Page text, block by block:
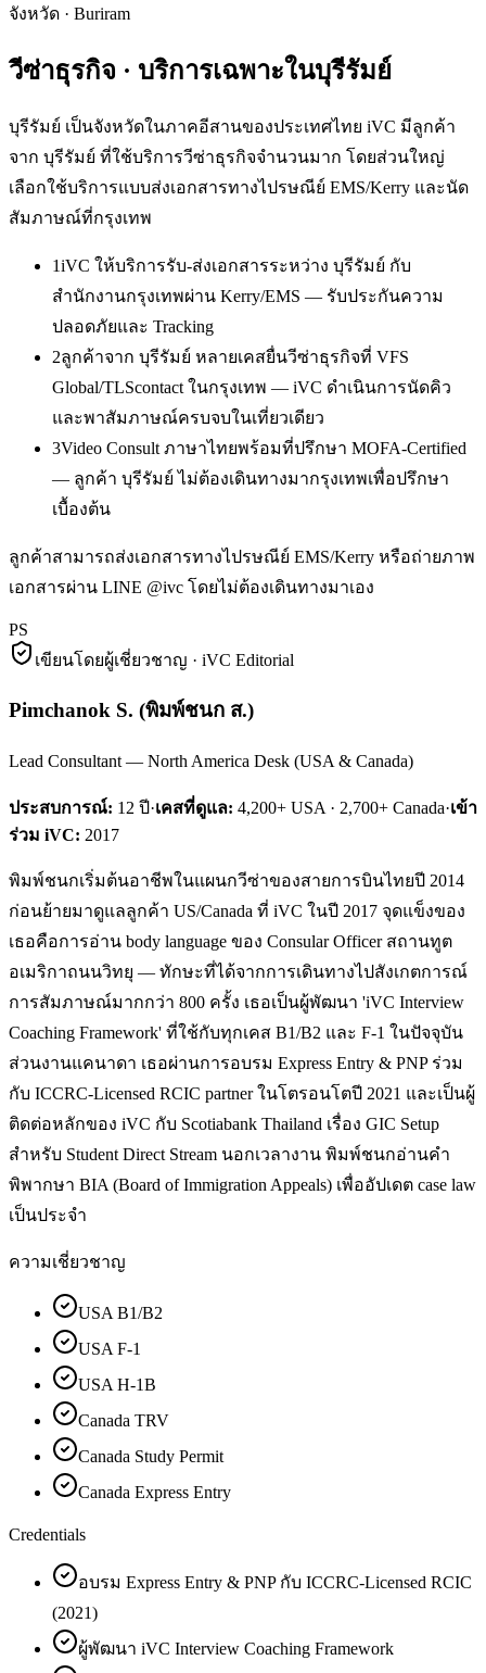
จังหวัด · Buriram
วีซ่าธุรกิจ · บริการเฉพาะในบุรีรัมย์
บุรีรัมย์ เป็นจังหวัดในภาคอีสานของประเทศไทย iVC มีลูกค้า
จาก บุรีรัมย์ ที่ใช้บริการวีซ่าธุรกิจจำนวนมาก โดยส่วนใหญ่
เลือกใช้บริการแบบส่งเอกสารทางไปรษณีย์ EMS/Kerry และนัด
สัมภาษณ์ที่กรุงเทพ
1iVC ให้บริการรับ-ส่งเอกสารระหว่าง บุรีรัมย์ กับ
สำนักงานกรุงเทพผ่าน Kerry/EMS — รับประกันความ
ปลอดภัยและ Tracking
2ลูกค้าจาก บุรีรัมย์ หลายเคสยื่นวีซ่าธุรกิจที่ VFS
Global/TLScontact ในกรุงเทพ — iVC ดำเนินการนัดคิว
และพาสัมภาษณ์ครบจบในเที่ยวเดียว
3Video Consult ภาษาไทยพร้อมที่ปรึกษา MOFA-Certified
— ลูกค้า บุรีรัมย์ ไม่ต้องเดินทางมากรุงเทพเพื่อปรึกษา
เบื้องต้น
ลูกค้าสามารถส่งเอกสารทางไปรษณีย์ EMS/Kerry หรือถ่ายภาพ
เอกสารผ่าน LINE @ivc โดยไม่ต้องเดินทางมาเอง
PS
เขียนโดยผู้เชี่ยวชาญ · iVC Editorial
Pimchanok S. (พิมพ์ชนก ส.)
Lead Consultant — North America Desk (USA & Canada)
ประสบการณ์: 12 ปี·เคสที่ดูแล: 4,200+ USA · 2,700+ Canada·เข้า
ร่วม iVC: 2017
พิมพ์ชนกเริ่มต้นอาชีพในแผนกวีซ่าของสายการบินไทยปี 2014
ก่อนย้ายมาดูแลลูกค้า US/Canada ที่ iVC ในปี 2017 จุดแข็งของ
เธอคือการอ่าน body language ของ Consular Officer สถานทูต
อเมริกาถนนวิทยุ — ทักษะที่ได้จากการเดินทางไปสังเกตการณ์
การสัมภาษณ์มากกว่า 800 ครั้ง เธอเป็นผู้พัฒนา 'iVC Interview
Coaching Framework' ที่ใช้กับทุกเคส B1/B2 และ F-1 ในปัจจุบัน
ส่วนงานแคนาดา เธอผ่านการอบรม Express Entry & PNP ร่วม
กับ ICCRC-Licensed RCIC partner ในโตรอนโตปี 2021 และเป็นผู้
ติดต่อหลักของ iVC กับ Scotiabank Thailand เรื่อง GIC Setup
สำหรับ Student Direct Stream นอกเวลางาน พิมพ์ชนกอ่านคำ
พิพากษา BIA (Board of Immigration Appeals) เพื่ออัปเดต case law
เป็นประจำ
ความเชี่ยวชาญ
USA B1/B2
USA F-1
USA H-1B
Canada TRV
Canada Study Permit
Canada Express Entry
Credentials
อบรม Express Entry & PNP กับ ICCRC-Licensed RCIC
(2021)
ผู้พัฒนา iVC Interview Coaching Framework